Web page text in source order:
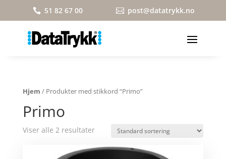
 51 82 67 00  post@datatrykk.no
Hjem / Produkter med stikkord “Primo”
Primo
Viser alle 2 resultater